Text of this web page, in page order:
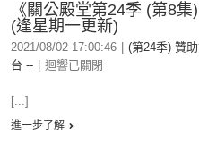
《關公殿堂第24季 (第8
(逢星期一更新)
2021/08/02 17:00:46 (第24季) 贊
台 --
迴響已關閉
[...]
進一步了解